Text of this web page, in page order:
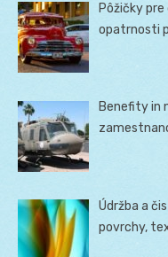
Pôžičky
opatrnosti
Benefity in
Údržba a
povrchy,